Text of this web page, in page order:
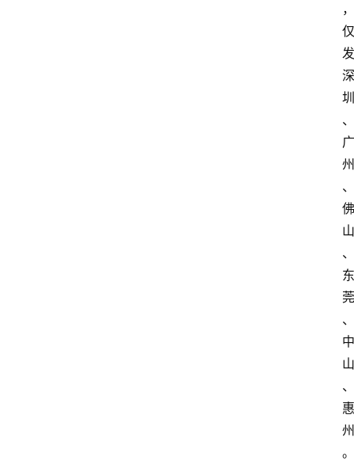
，
仅
发
深
圳
、
广
州
、
佛
山
、
东
莞
、
中
山
、
惠
州
。